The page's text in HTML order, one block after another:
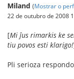
Miland (Mostrar o
22 de outubro de 2008
[Mi ĵus rimarkis ke
tiu povos esti klarigo!
Pli serioza